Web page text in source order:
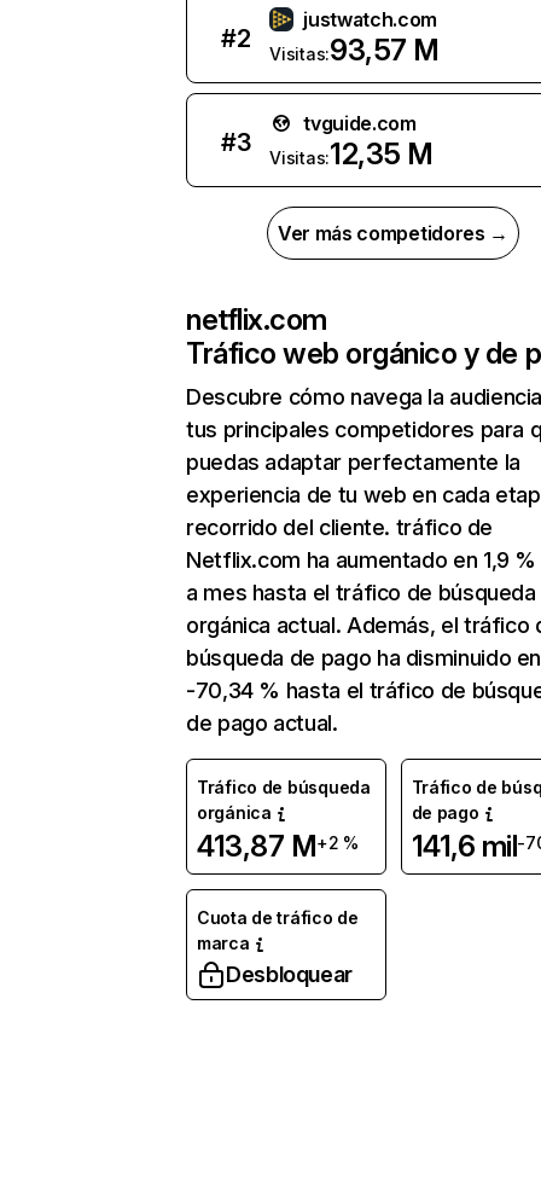
#2
justwatch.com
Visitas:93,57 M
#3
tvguide.com
Visitas:12,35 M
Ver más competidores →
netflix.com
Tráfico web orgánico y de
Descubre cómo navega la
tus principales competidores para
puedas adaptar perfectamente la
experiencia de tu web en cada
recorrido del cliente. tráfico de
Netflix.com ha aumentado en 1,9
a mes hasta el tráfico de búsqueda
orgánica actual. Además, el tráfico
búsqueda de pago ha disminuido en
-70,34 % hasta el tráfico de
de pago actual.
Tráfico de búsqueda
orgánica
413,87 M+2 %
Tráfico de
de pago
141,6 mil-
Cuota de tráfico de
marca
Desbloquear